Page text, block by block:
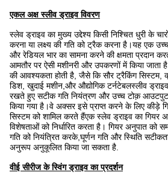
एकल अक्ष स्लीव ड्राइव विवरण
स्लेव ड्राइव का मुख्य उद्देश्य किसी निश्चित धुरी के
करना या लक्ष्य की गति को ट्रैक करना है।यह एक
और रेडियल भार का सामना करने की क्षमता प्रदान
आमतौर पर ऐसी मशीनरी और उपकरणों में किया जाता
की आवश्यकता होती है, जैसे कि सौर ट्रैकिंग सिस्टम,
डिश, खुदाई मशीन,और औद्योगिक टर्नटेबलस्लीव
रखते हुए सटीक गति नियंत्रण और उच्च टोक़ आउटपुट
किया गया है।वे अक्सर इसे प्राप्त करने के लिए कीड़े
सिस्टम को शामिल करते हैंएक स्लेव ड्राइव का गियर
विशेषताओं को निर्धारित करता है। गियर अनुपात को
गति को नियंत्रित करके,घूर्णन गति और स्थिति
अनुरूप अनुकूलित किया जा सकता है.
वीई सीरीज के स्विंग ड्राइव का प्रदर्शन